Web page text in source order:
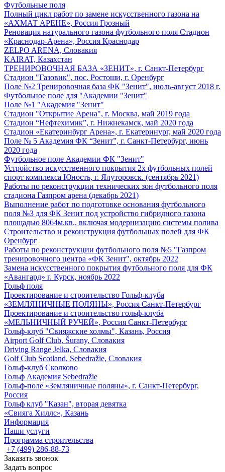
Футбольные поля
Полный цикл работ по замене искусственного газона на
«АХМАТ АРЕНЕ», Россия Грозный
Реновация натурального газона футбольного поля Стадион
«Краснодар-Арена», Россия Краснодар
ZELPO ARENA, Словакия
KAIRAT, Казахстан
ТРЕНИРОВОЧНАЯ БАЗА «ЗЕНИТ», г. Санкт-Петербург
Стадион "Газовик", пос. Ростоши, г. Оренбург
Поле №2 Тренировочная база ФК "Зенит", июль-август 2018 г.
Футбольное поле для "Академии "Зенит"
Поле №1 "Академия "Зенит"
Стадион "Открытие Арена", г. Москва, май 2019 года
Стадион “Нефтехимик”, г. Нижнекамск, май 2020 года
Стадион «Екатеринбург Арена», г. Екатеринург, май 2020 года
Поле № 5 Академия ФК “Зенит”, г. Санкт-Петербург, июнь
2020 года
Футбольное поле Академии ФК "Зенит"
Устройство искусственного покрытия 2х футбольных полей
спорт комплекса Юность, г. Ялуторовск. (сентябрь 2021)
Работы по реконструкции технических зон футбольного поля
стадиона Газпром арена (декабрь 2021)
Выполнение работ по подготовке основания футбольного
поля №3 для ФК Зенит под устройство гибридного газона
площадью 8064м.кв., включая модернизацию системы полива
Строительство и реконструкция футбольных полей для ФК
Оренбург
Работы по реконструкции футбольного поля №5 "Газпром
тренировочного центра «ФК Зенит", октябрь 2022
Замена искусственного покрытия футбольного поля для ФК
«Авангард» г. Курск, ноябрь 2022
Гольф поля
Проектирование и строительство Гольф-клуба
«ЗЕМЛЯНИЧНЫЕ ПОЛЯНЫ», Россия Санкт-Петербург
Проектирование и строительство гольф-клуба
«МЕЛЬНИЧНЫЙ РУЧЕЙ», Россия Санкт-Петербург
Гольф-клуб "Свияжские холмы", Казань, Россия
Airport Golf Club, Šurany, Словакия
Driving Range Jelka, Словакия
Golf Club Scotland, Sebedražie, Словакия
Гольф-клуб Сколково
Гольф Академия Sebedražie
Гольф-поле «Земляничные поляны», г. Санкт-Петербург,
Россия
Гольф клуб "Казан", вторая девятка
«Свияга Хиллс», Казань
Информация
Наши услуги
Программа строительства
+7 (499) 286-88-73
Заказать звонок
Задать вопрос